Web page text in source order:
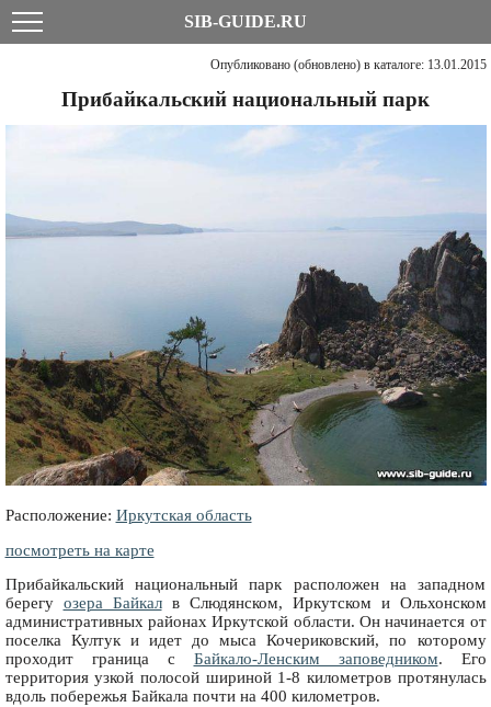
SIB-GUIDE.RU
Опубликовано (обновлено) в каталоге: 13.01.2015
Прибайкальский национальный парк
Расположение: Иркутская область
посмотреть на карте
Прибайкальский национальный парк расположен на западном
берегу озера Байкалв Слюдянском, Иркутском и Ольхонском
административных районах Иркутской области. Он начинается от
поселка Култук и идет до мыса Кочериковский, по которому
проходит граница с Байкало-Ленским заповедником. Его
территория узкой полосой шириной 1-8 километров протянулась
вдоль побережья Байкала почти на 400 километров.